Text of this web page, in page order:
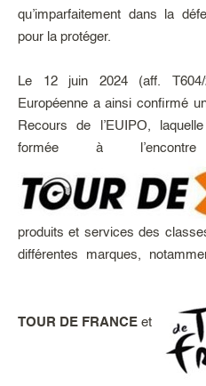
qu’imparfaitement dans la
pour la protéger.
Le 12 juin 2024 (aff. T604/
Européenne a ainsi confirmé
Recours de l’EUIPO,
formée à
produits et services des
différentes marques,
TOUR DE FRANCE et